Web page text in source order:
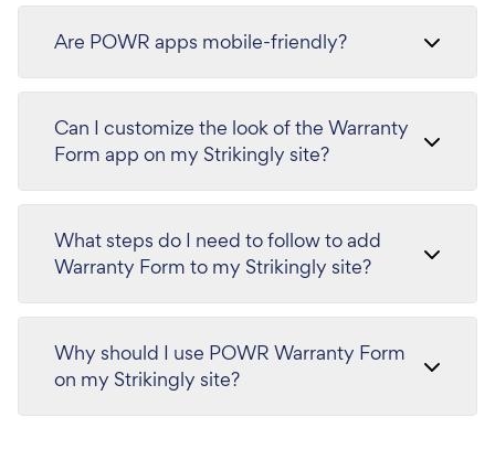
Are POWR apps mobile-friendly?
Can I customize the look of the Warranty
Form app on my Strikingly site?
What steps do I need to follow to add
Warranty Form to my Strikingly site?
Why should I use POWR Warranty Form
on my Strikingly site?